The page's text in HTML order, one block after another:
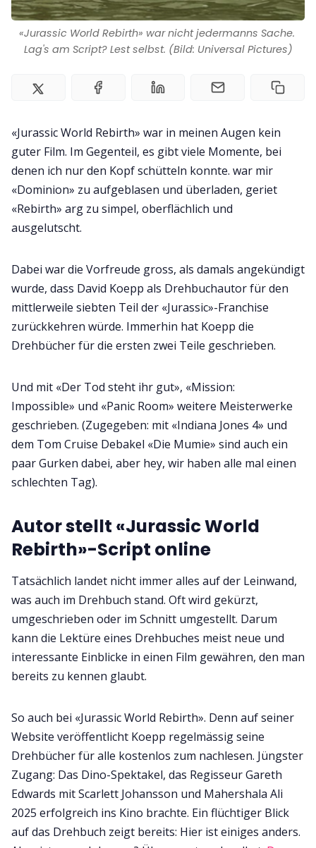
«Jurassic World Rebirth» war nicht jedermanns Sache.
Lag's am Script? Lest selbst. (Bild: Universal Pictures)
«Jurassic World Rebirth» war in meinen Augen kein
guter Film. Im Gegenteil, es gibt viele Momente, bei
denen ich nur den Kopf schütteln konnte. war mir
«Dominion» zu aufgeblasen und überladen, geriet
«Rebirth» arg zu simpel, oberflächlich und
ausgelutscht.
Dabei war die Vorfreude gross, als damals angekündigt
wurde, dass David Koepp als Drehbuchautor für den
mittlerweile siebten Teil der «Jurassic»-Franchise
zurückkehren würde. Immerhin hat Koepp die
Drehbücher für die ersten zwei Teile geschrieben.
Und mit «Der Tod steht ihr gut», «Mission:
Impossible» und «Panic Room» weitere Meisterwerke
geschrieben. (Zugegeben: mit «Indiana Jones 4» und
dem Tom Cruise Debakel «Die Mumie» sind auch ein
paar Gurken dabei, aber hey, wir haben alle mal einen
schlechten Tag).
Autor stellt «Jurassic World
Rebirth»-Script online
Tatsächlich landet nicht immer alles auf der Leinwand,
was auch im Drehbuch stand. Oft wird gekürzt,
umgeschrieben oder im Schnitt umgestellt. Darum
kann die Lektüre eines Drehbuches meist neue und
interessante Einblicke in einen Film gewähren, den man
bereits zu kennen glaubt.
So auch bei «Jurassic World Rebirth». Denn auf seiner
Website veröffentlicht Koepp regelmässig seine
Drehbücher für alle kostenlos zum nachlesen. Jüngster
Zugang: Das Dino-Spektakel, das Regisseur Gareth
Edwards mit Scarlett Johansson und Mahershala Ali
2025 erfolgreich ins Kino brachte. Ein flüchtiger Blick
auf das Drehbuch zeigt bereits: Hier ist einiges anders.